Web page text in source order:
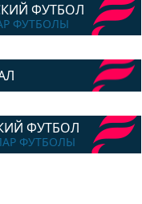
ФУТБОЛ
ФУТБОЛЫ
ФУТБОЛ
ФУТБОЛЫ